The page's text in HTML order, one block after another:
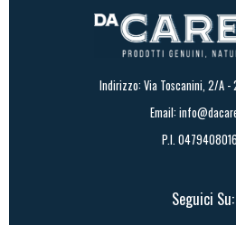
Indirizzo: Via Toscanini, 2/A -
Email:
P.I.
Seguici Su: